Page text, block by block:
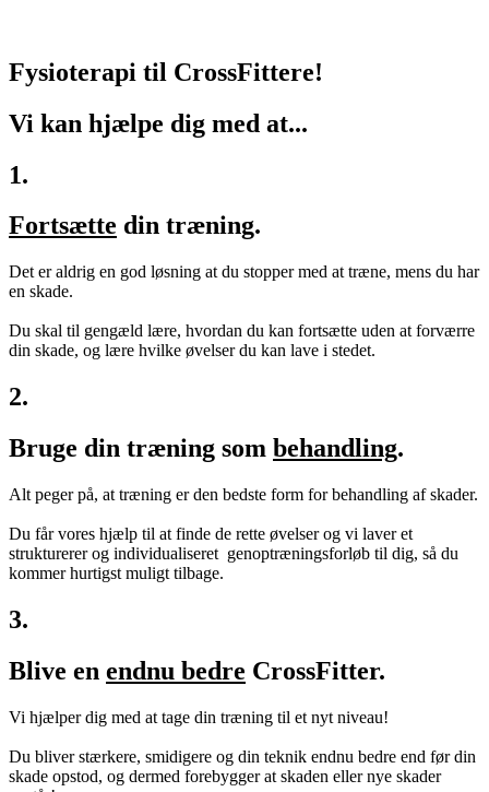
Fysioterapi til CrossFittere!
Vi kan hjælpe dig med at...
1.
Fortsætte din træning.
Det er aldrig en god løsning at du stopper med at træne, mens du har
en skade.
Du skal til gengæld lære, hvordan du kan fortsætte uden at forværre
din skade, og lære hvilke øvelser du kan lave i stedet.
2.
Bruge din træning som behandling.
Alt peger på, at træning er den bedste form for behandling af skader.
Du får vores hjælp til at finde de rette øvelser og vi laver et
strukturerer og individualiseret genoptræningsforløb til dig, så du
kommer hurtigst muligt tilbage.
3.
Blive en endnu bedre CrossFitter.
Vi hjælper dig med at tage din træning til et nyt niveau!
Du bliver stærkere, smidigere og din teknik endnu bedre end før din
skade opstod, og dermed forebygger at skaden eller nye skader